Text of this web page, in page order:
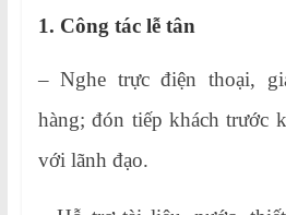
1. Công tác lễ tân
– Nghe trực điện thoại,
hàng; đón tiếp khách trước
với lãnh đạo.